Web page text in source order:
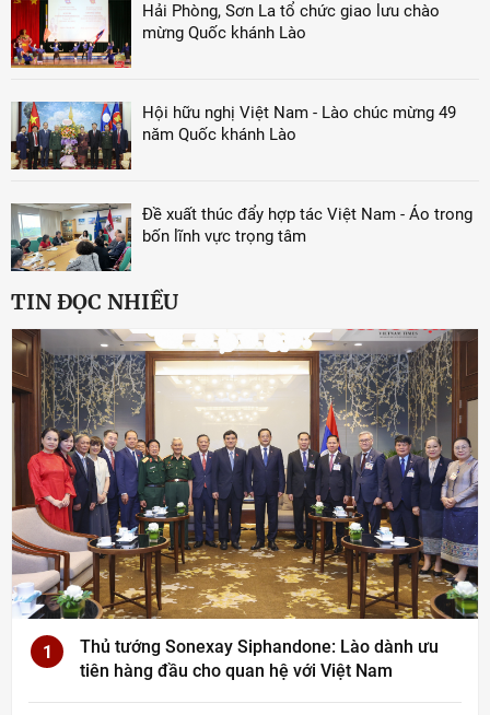
Hải Phòng, Sơn La tổ chức giao lưu chào
mừng Quốc khánh Lào
Hội hữu nghị Việt Nam - Lào chúc mừng 49
năm Quốc khánh Lào
Đề xuất thúc đẩy hợp tác Việt Nam - Áo trong
bốn lĩnh vực trọng tâm
TIN ĐỌC NHIỀU
1
Thủ tướng Sonexay Siphandone: Lào dành ưu
tiên hàng đầu cho quan hệ với Việt Nam